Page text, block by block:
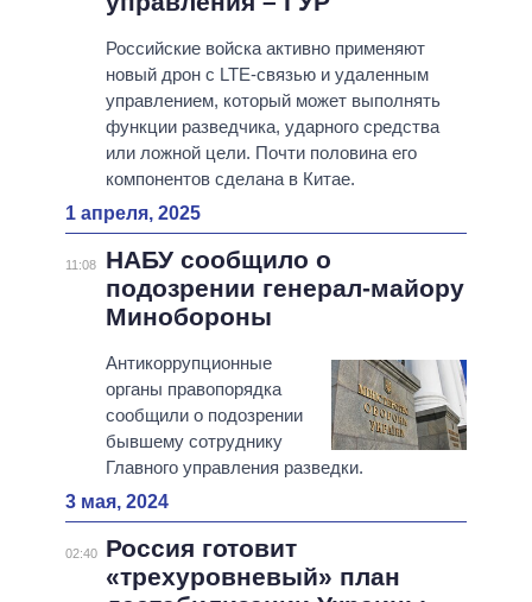
Российские войска активно применяют
новый дрон с LTE-связью и удаленным
управлением, который может выполнять
функции разведчика, ударного средства
или ложной цели. Почти половина его
компонентов сделана в Китае.
1 апреля, 2025
11:08
НАБУ сообщило о
подозрении генерал-майору
Минобороны
Антикоррупционные
органы правопорядка
сообщили о подозрении
бывшему сотруднику
Главного управления разведки.
3 мая, 2024
02:40
Россия готовит
«трехуровневый» план